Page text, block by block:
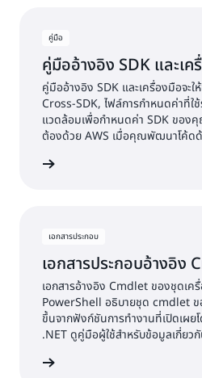
คู่มือ
คู่มืออ้างอิง SDK และเค
คู่มืออ้างอิง SDK และเครื่องมือจะใ
Cross-SDK, ไฟล์การกำหนดค่าที่ใ
แวดล้อมเพื่อกำหนดค่า SDK ของ
ต้องด้วย AWS เมื่อคุณพัฒนาโค้ดด้
เอกสารประกอบ
เอกสารประกอบอ้างอิง
เอกสารอ้างอิง Cmdlet ของชุดเค
PowerShell อธิบายชุด cmdlet
ขึ้นจากฟังก์ชันการทำงานที่เปิดเผย
.NET ดูคู่มือผู้ใช้สำหรับข้อมูลเกี่ย